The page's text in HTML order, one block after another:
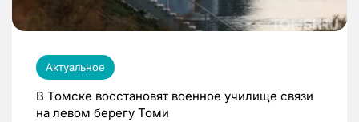
Актуальное
В Томске восстановят военное училище связи
на левом берегу Томи